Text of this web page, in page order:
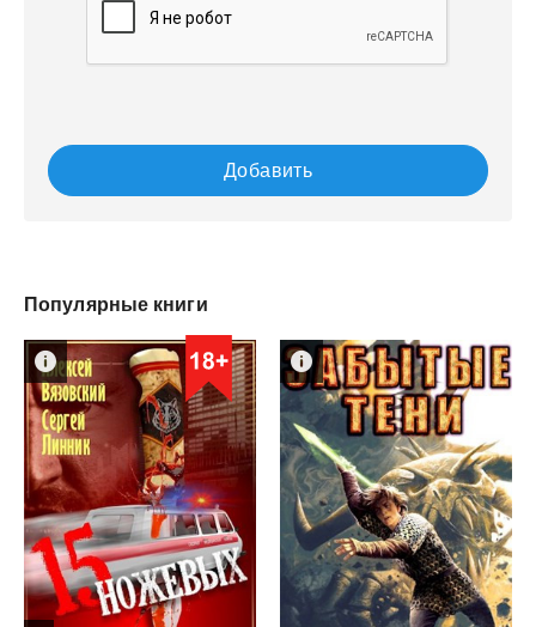
Добавить
Популярные книги